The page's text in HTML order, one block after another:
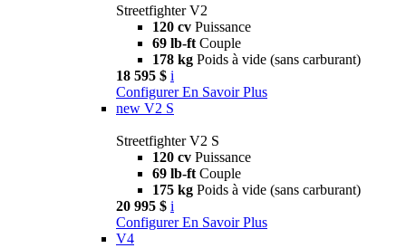
Streetfighter V2
120 cv Puissance
69 lb-ft Couple
178 kg Poids à vide (sans carburant)
18 595 $ i
Configurer En Savoir Plus
new V2 S
Streetfighter V2 S
120 cv Puissance
69 lb-ft Couple
175 kg Poids à vide (sans carburant)
20 995 $ i
Configurer En Savoir Plus
V4